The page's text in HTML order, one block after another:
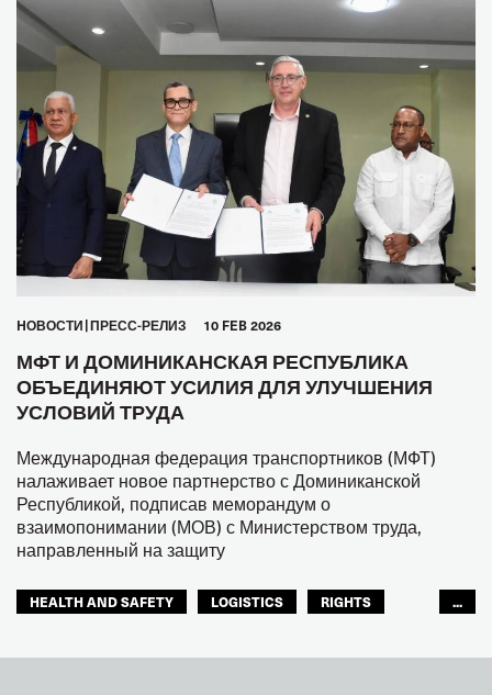
HОВОСТИ ПРЕСС-РЕЛИЗ 10 FEB 2026
МФТ И ДОМИНИКАНСКАЯ РЕСПУБЛИКА
ОБЪЕДИНЯЮТ УСИЛИЯ ДЛЯ УЛУЧШЕНИЯ
УСЛОВИЙ ТРУДА
Международная федерация транспортников (МФТ)
налаживает новое партнерство с Доминиканской
Республикой, подписав меморандум о
взаимопонимании (МОВ) с Министерством труда,
направленный на защиту
HEALTH AND SAFETY LOGISTICS
RIGHTS
...